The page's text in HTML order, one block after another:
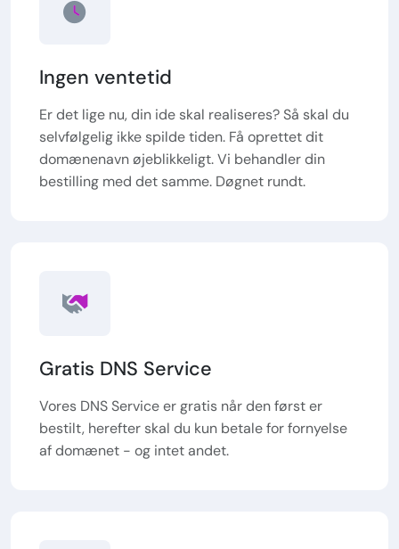
Ingen ventetid
Er det lige nu, din ide skal realiseres? Så skal du
selvfølgelig ikke spilde tiden. Få oprettet dit
domænenavn øjeblikkeligt. Vi behandler din
bestilling med det samme. Døgnet rundt.
Gratis DNS Service
Vores DNS Service er gratis når den først er
bestilt, herefter skal du kun betale for fornyelse
af domænet - og intet andet.